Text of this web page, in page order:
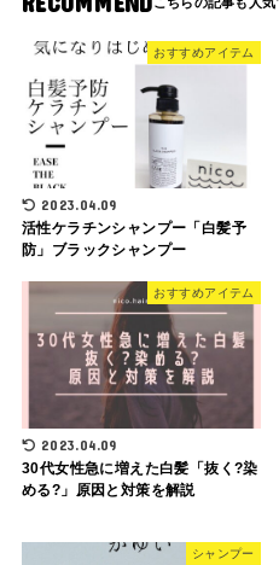
おすすめアイテム
2023.04.09
活性ケラチンシャンプー「白髪予
防」ブラックシャンプー
おすすめアイテム
2023.04.09
30代女性急に増えた白髪「抜く?染
める?」原因と対策を解説
シャンプー